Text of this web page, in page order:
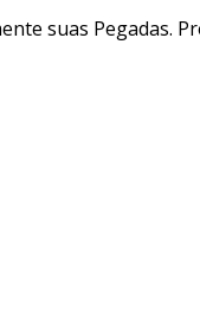
suas Pegadas.